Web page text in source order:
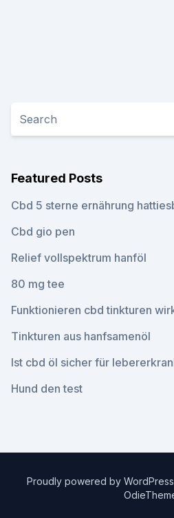
Featured Posts
Cbd 5 sterne ernährung
Cbd gio pen
Relief vollspektrum hanföl
80 mg tee
Funktionieren cbd tinkturen
Tinkturen aus hanfsamenöl
Ist cbd öl sicher für
Hund den test
Proudly powered by WordPress